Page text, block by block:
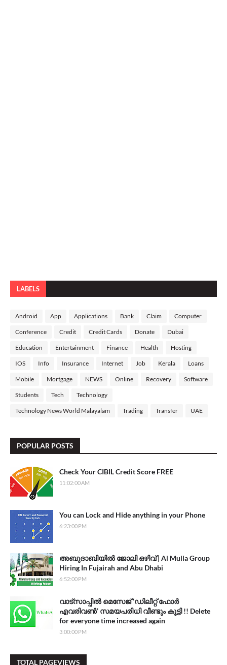
LABELS
Android App Applications Bank Claim Computer
Conference Credit Credit Cards Donate Dubai
Education Entertainment Finance Health Hosting
IOS Info Insurance Internet Job Kerala Loans
Mobile Mortgage NEWS Online Recovery Software
Students Tech Technology
Technology News World Malayalam Trading Transfer UAE
POPULAR POSTS
Check Your CIBIL Credit Score FREE
11:02:00 AM
You can Lock and Hide anything in your Phone
6:23:00 PM
അബുദാബിയിൽ ജോലി ഒഴിവ് | Al Mulla Group
Hiring In Fujairah and Abu Dhabi
6:52:00 PM
വാട്സാപ്പിൽ മെസേജ് ‘ഡിലീറ്റ് ഫോര്‍
എവരിവണ്‍’ സമയപരിധി വീണ്ടും കൂട്ടി !! Delete
for everyone time increased again
3:00:00 PM
TOTAL PAGEVIEWS